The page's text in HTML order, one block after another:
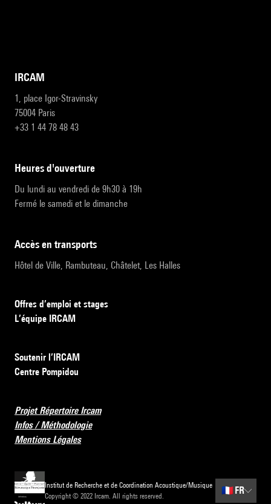
IRCAM
1, place Igor-Stravinsky
75004 Paris
+33 1 44 78 48 43
heures d'ouverture
Du lundi au vendredi de 9h30 à 19h
Fermé le samedi et le dimanche
accès en transports
Hôtel de Ville, Rambuteau, Châtelet, Les Halles
Offres d’emploi et stages
L’équipe IRCAM
Soutenir l’IRCAM
Centre Pompidou
Projet Répertoire Ircam
Infos / Méthodologie
Mentions Légales
Institut de Recherche et de Coordination Acoustique/Musique
Copyright © 2022 Ircam. All rights reserved.
🇫🇷 FR